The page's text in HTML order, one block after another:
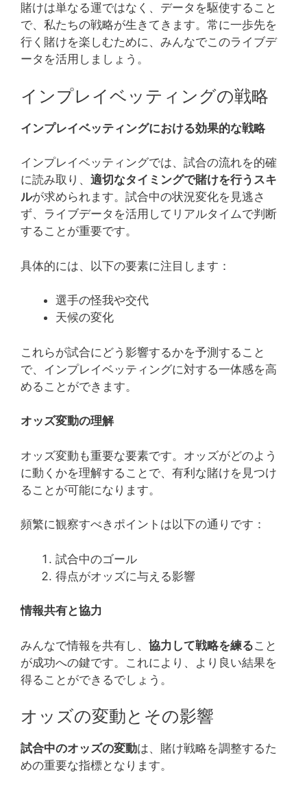
賭けは単なる運ではなく、データを駆使すること
で、私たちの戦略が生きてきます。常に一歩先を
行く賭けを楽しむために、みんなでこのライブデ
ータを活用しましょう。
インプレイベッティングの戦略
インプレイベッティングにおける効果的な戦略
インプレイベッティングでは、試合の流れを的確
に読み取り、 適切なタイミングで賭けを行うスキ
ルが求められます。試合中の状況変化を見逃さ
ず、ライブデータを活用してリアルタイムで判断
することが重要です。
具体的には、以下の要素に注目します：
選手の怪我や交代
天候の変化
これらが試合にどう影響するかを予測すること
で、インプレイベッティングに対する一体感を高
めることができます。
オッズ変動の理解
オッズ変動も重要な要素です。オッズがどのよう
に動くかを理解することで、有利な賭けを見つけ
ることが可能になります。
頻繁に観察すべきポイントは以下の通りです：
試合中のゴール
得点がオッズに与える影響
情報共有と協力
みんなで情報を共有し、 協力して戦略を練ること
が成功への鍵です。これにより、より良い結果を
得ることができるでしょう。
オッズの変動とその影響
試合中のオッズの変動は、賭け戦略を調整するた
めの重要な指標となります。